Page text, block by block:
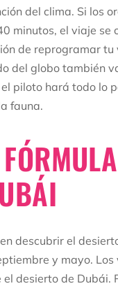
del clima. Si los
minutos, el viaje
de reprogramar
del globo también
piloto hará todo lo
fauna.
descubrir el
y mayo.
desierto de Dubái.